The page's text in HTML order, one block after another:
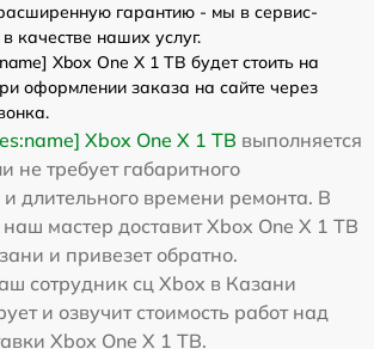
гарантию - мы в сервис-
качестве наших услуг.
Xbox One X 1 TB будет стоить на
оформлении заказа на сайте через
Xbox One X 1 TB выполняется
не требует габаритного
длительного времени ремонта. В
мастер доставит Xbox One X 1 TB
и привезет обратно.
сотрудник сц Xbox в Казани
и озвучит стоимость работ над
Xbox One X 1 TB.